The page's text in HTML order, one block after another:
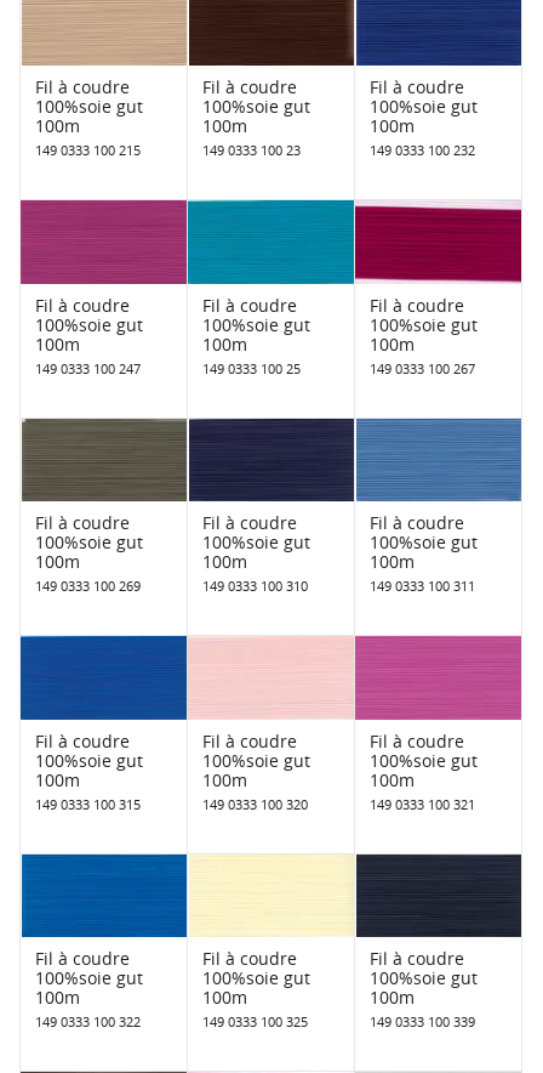
Fil à coudre
100%soie gut
100m
149 0333 100 215
Fil à coudre
100%soie gut
100m
149 0333 100 23
Fil à coudre
100%soie gut
100m
149 0333 100 232
Fil à coudre
100%soie gut
100m
149 0333 100 247
Fil à coudre
100%soie gut
100m
149 0333 100 25
Fil à coudre
100%soie gut
100m
149 0333 100 267
Fil à coudre
100%soie gut
100m
149 0333 100 269
Fil à coudre
100%soie gut
100m
149 0333 100 310
Fil à coudre
100%soie gut
100m
149 0333 100 311
Fil à coudre
100%soie gut
100m
149 0333 100 315
Fil à coudre
100%soie gut
100m
149 0333 100 320
Fil à coudre
100%soie gut
100m
149 0333 100 321
Fil à coudre
100%soie gut
100m
149 0333 100 322
Fil à coudre
100%soie gut
100m
149 0333 100 325
Fil à coudre
100%soie gut
100m
149 0333 100 339